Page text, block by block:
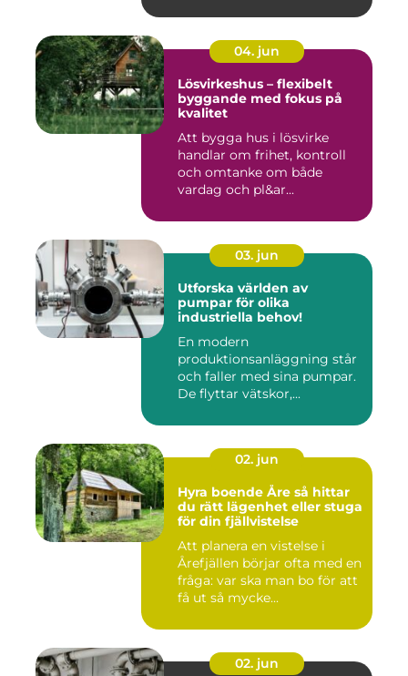
04. jun
Lösvirkeshus – flexibelt
byggande med fokus på
kvalitet
Att bygga hus i lösvirke
handlar om frihet, kontroll
och omtanke om både
vardag och pl&ar...
03. jun
Utforska världen av
pumpar för olika
industriella behov!
En modern
produktionsanläggning står
och faller med sina pumpar.
De flyttar vätskor,...
02. jun
Hyra boende Åre så hittar
du rätt lägenhet eller stuga
för din fjällvistelse
Att planera en vistelse i
Årefjällen börjar ofta med en
fråga: var ska man bo för att
få ut så mycke...
02. jun